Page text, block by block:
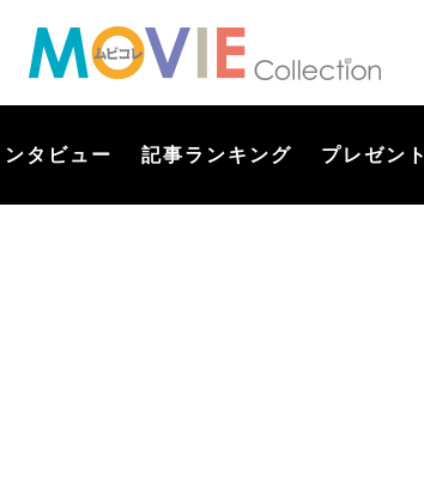
ンタビュー 記事ランキング プレゼント